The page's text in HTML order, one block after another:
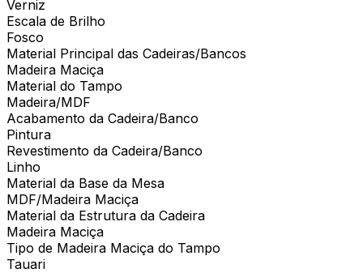
Verniz
Escala de Brilho
Fosco
Material Principal das Cadeiras/Bancos
Madeira Maciça
Material do Tampo
Madeira/MDF
Acabamento da Cadeira/Banco
Pintura
Revestimento da Cadeira/Banco
Linho
Material da Base da Mesa
MDF/Madeira Maciça
Material da Estrutura da Cadeira
Madeira Maciça
Tipo de Madeira Maciça do Tampo
Tauari